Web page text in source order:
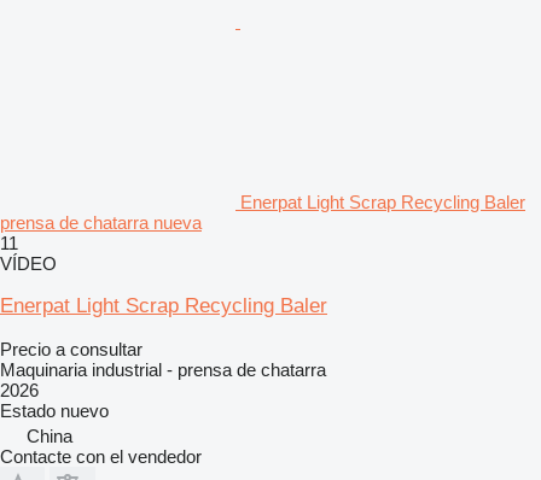
Enerpat Light Scrap Recycling Baler
prensa de chatarra nueva
11
VÍDEO
Enerpat Light Scrap Recycling Baler
Precio a consultar
Maquinaria industrial - prensa de chatarra
2026
Estado nuevo
China
Contacte con el vendedor